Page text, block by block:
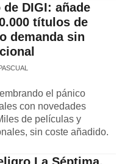
de DIGI: añade
títulos de
demanda sin
el pánico
con novedades
de películas y
sin coste añadido.